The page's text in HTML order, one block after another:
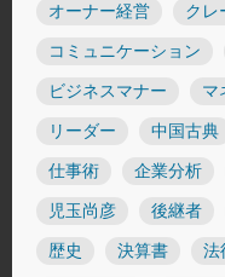
オーナー経営 クレ
コミュニケーション
ビジネスマナー マ
リーダー 中国古典
仕事術 企業分析
児玉尚彦 後継者
歴史 決算書 法